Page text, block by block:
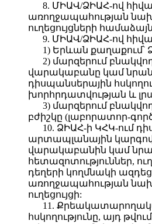
8. ՄԻԱՎ/ՁԻԱՀ-ով
առողջապահության
ուղեցույցների
9. ՄԻԱՎ/ՁԻԱՀ-ով
1) Երևան քաղաքում՝
2) մարզերում
վարակաբանը կամ նրան
դիսպանսերային
խորհրդատվության և
3) մարզերում
բժիշկը (լաբորատոր-
10. ՁԻԱՀ-ի ԿՀԿ-ում
արտապլանային կարգով
վարակաբանին կամ
հետազոտություններ,
դեղերի կողմնակի
առողջապահության
ուղեցույցի:
11.
հսկողությունը, այդ